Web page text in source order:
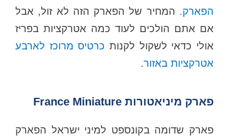
הפארק. המחיר של הפארק הזה לא זול, אבל
אם אתם הולכים לעוד כמה אטרקציות בפריז
אולי כדאי לשקול לקנות כרטיס מרוכז לארבע
אטרקציות באזור.
פארק מיניאטורות France Miniature
פארק שדומה בקונספט למיני ישראל הפארק